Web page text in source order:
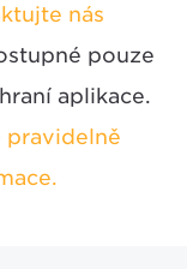
nás
pouze
aplikace.
pravidelně